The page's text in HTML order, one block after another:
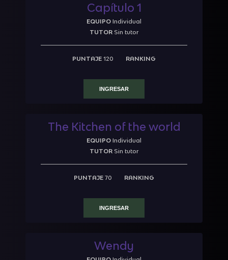
Capítulo 1
EQUIPO Individual
TUTOR Sin tutor
PUNTAJE 120 RANKING
INGRESAR
The Kitchen of the world
EQUIPO Individual
TUTOR Sin tutor
PUNTAJE 70 RANKING
INGRESAR
Wendy